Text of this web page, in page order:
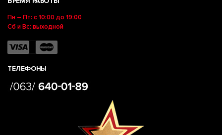
Пн – Пт: с 10:00 до 19:00
Сб и Вс: выходной
ТЕЛЕФОНЫ